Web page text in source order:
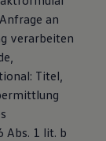
an
verarbeiten
Titel,
Abs. 1 lit. b